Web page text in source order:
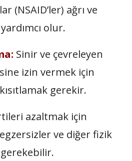
(NSAID’ler) ağrı ve
olur.
Sinir ve çevreleyen
izin vermek için
gerekir.
azaltmak için
ve diğer fizik